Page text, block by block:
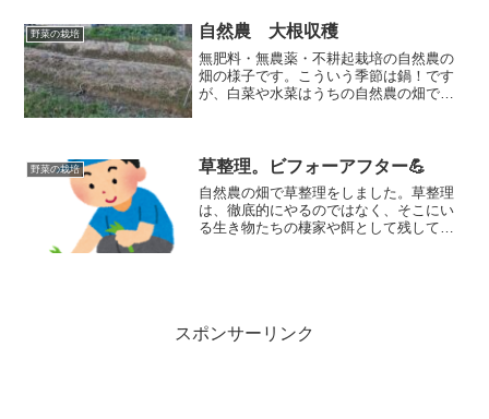
中です。生駒の畑と同様に...
野菜の栽培 自然農 大根収穫
無肥料・無農薬・不耕起栽培の自然農の
畑の様子です。こういう季節は鍋！です
が、白菜や水菜はうちの自然農の畑では
野菜です。大根の収穫もしましたので、
畑の様子と合わせてみていただきたいと
思います。
野菜の栽培 草整理。ビフォーアフター💪
自然農の畑で草整理をしました。草整理
は、徹底的にやるのではなく、そこにい
る生き物たちの棲家や餌として残してお
スポンサーリンク